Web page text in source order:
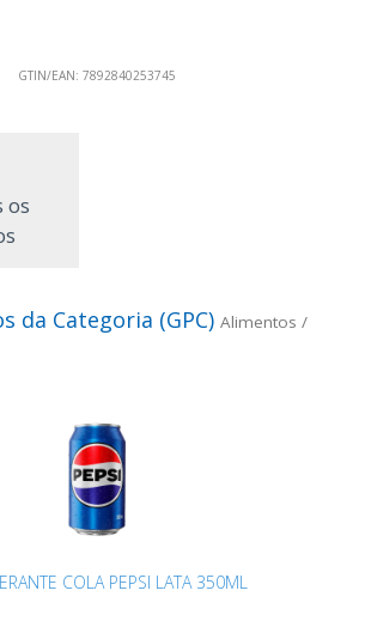
GTIN/EAN: 7892840253745
os
da Categoria (GPC) Alimentos /
COLA PEPSI LATA 350ML